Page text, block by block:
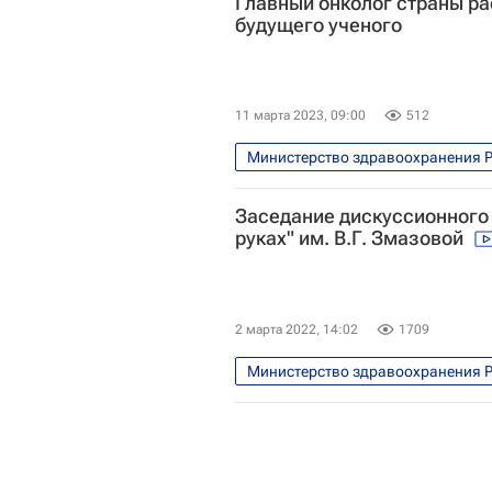
будущего ученого
11 марта 2023, 09:00 512
Министерство здравоохранения
Андрей Каприн
ВЦИОМ
Социальный навигатор
Заседание
руках" им. В.Г. Змазовой
2 марта 2022, 14:02 1709
Министерство здравоохранения
Здоровье
Медицина